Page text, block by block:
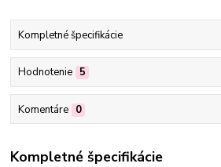
Kompletné špecifikácie
Hodnotenie 5
Komentáre 0
Kompletné špecifikácie